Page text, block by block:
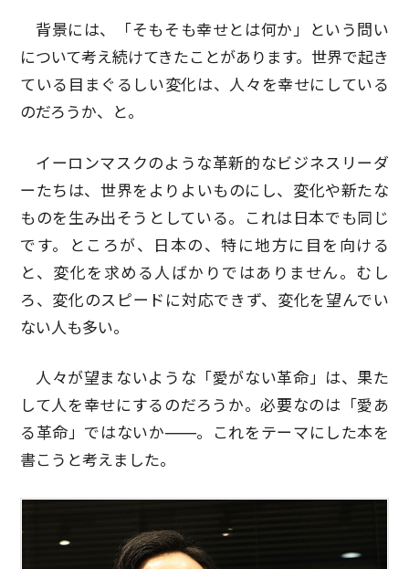
背景には、「そもそも幸せとは何か」という問い
について考え続けてきたことがあります。世界で起き
ている目まぐるしい変化は、人々を幸せにしている
のだろうか、と。
イーロンマスクのような革新的なビジネスリーダ
ーたちは、世界をよりよいものにし、変化や新たな
ものを生み出そうとしている。これは日本でも同じ
です。ところが、日本の、特に地方に目を向ける
と、変化を求める人ばかりではありません。むし
ろ、変化のスピードに対応できず、変化を望んでい
ない人も多い。
人々が望まないような「愛がない革命」は、果た
して人を幸せにするのだろうか。必要なのは「愛あ
る革命」ではないか――。これをテーマにした本を
書こうと考えました。